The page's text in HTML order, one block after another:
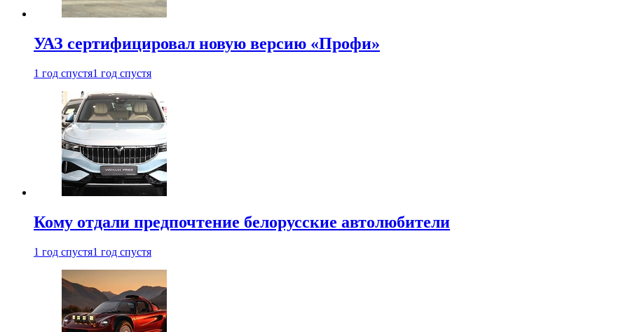
УАЗ сертифицировал новую версию «Профи»
1 год спустя1 год спустя
Кому отдали предпочтение белорусские автолюбители
1 год спустя1 год спустя